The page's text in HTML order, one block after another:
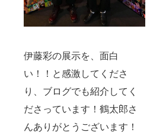
伊藤彩の展示を、面白
い！！と感激してくださ
り、ブログでも紹介してく
ださっています！鶴太郎さ
んありがとうございます！